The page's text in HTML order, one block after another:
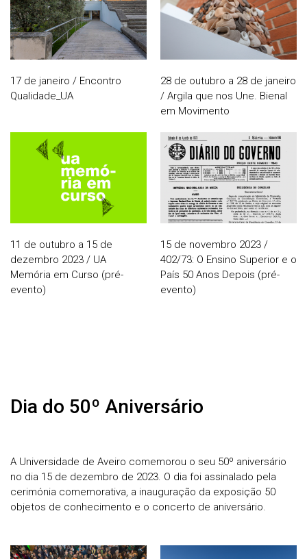
17 de janeiro / Encontro
Qualidade_UA
28 de outubro a 28 de janeiro
/ Argila que nos Une. Bienal
em Movimento
11 de outubro a 15 de
dezembro 2023 / UA
Memória em Curso (pré-
evento)
15 de novembro 2023 /
402/73: O Ensino Superior e o
País 50 Anos Depois (pré-
evento)
Dia do 50º Aniversário
A Universidade de Aveiro comemorou o seu 50º aniversário
no dia 15 de dezembro de 2023. O dia foi assinalado pela
cerimónia comemorativa, a inauguração da exposição 50
objetos de conhecimento e o concerto de aniversário.